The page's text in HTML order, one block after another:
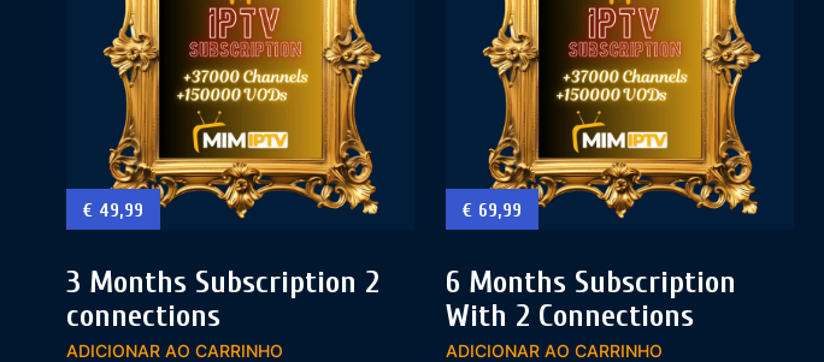
€ 49,99
3 Months Subscription 2
connections
ADICIONAR AO CARRINHO
€ 69,99
6 Months Subscription
With 2 Connections
ADICIONAR AO CARRINHO